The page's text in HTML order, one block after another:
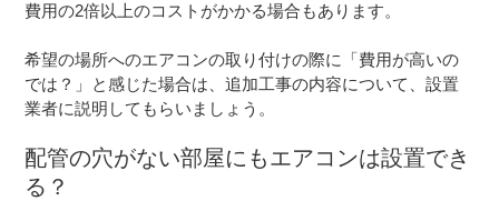
費用の2倍以上のコストがかかる場合もあります。
希望の場所へのエアコンの取り付けの際に「費用が高いの
では？」と感じた場合は、追加工事の内容について、設置
業者に説明してもらいましょう。
配管の穴がない部屋にもエアコンは設置でき
る？